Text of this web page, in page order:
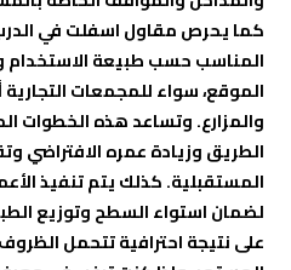
كما يحرص مقاول اسفلت في الدرب
المناسب حسب طبيعة الاستخدام
الموقع، سواء للمجمعات
والمزارع. وتساعد هذه الخطوات
الطريق وزيادة عمره الافتراضي
المستقبلية. كذلك يتم تنفيذ
لضمان استواء السطح وتوزيع
على نتيجة احترافية تتحمل